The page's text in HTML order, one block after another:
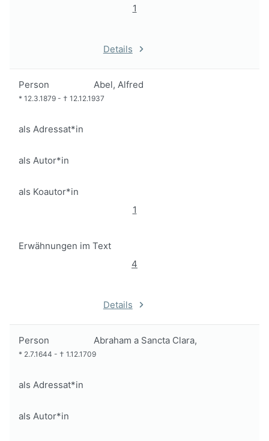
1
Details
Person Abel, Alfred
* 12.3.1879 - † 12.12.1937
als Adressat*in
als Autor*in
als Koautor*in
1
Erwähnungen im Text
4
Details
Person Abraham a Sancta Clara,
* 2.7.1644 - † 1.12.1709
als Adressat*in
als Autor*in